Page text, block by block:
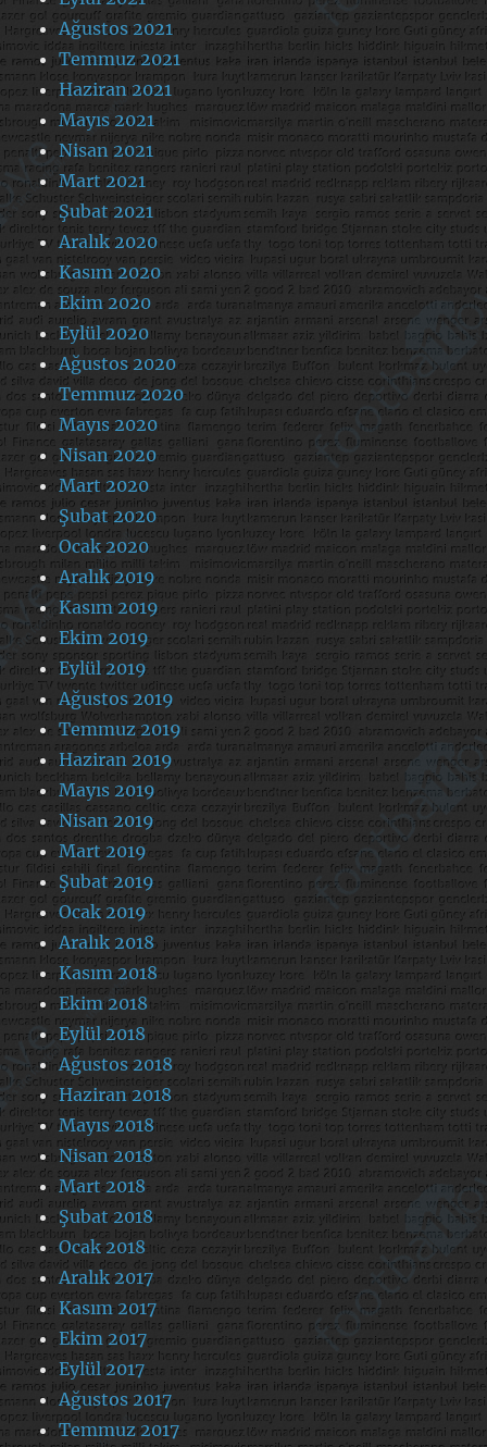
Ağustos 2021
Temmuz 2021
Haziran 2021
Mayıs 2021
Nisan 2021
Mart 2021
Şubat 2021
Aralık 2020
Kasım 2020
Ekim 2020
Eylül 2020
Ağustos 2020
Temmuz 2020
Mayıs 2020
Nisan 2020
Mart 2020
Şubat 2020
Ocak 2020
Aralık 2019
Kasım 2019
Ekim 2019
Eylül 2019
Ağustos 2019
Temmuz 2019
Haziran 2019
Mayıs 2019
Nisan 2019
Mart 2019
Şubat 2019
Ocak 2019
Aralık 2018
Kasım 2018
Ekim 2018
Eylül 2018
Ağustos 2018
Haziran 2018
Mayıs 2018
Nisan 2018
Mart 2018
Şubat 2018
Ocak 2018
Aralık 2017
Kasım 2017
Ekim 2017
Eylül 2017
Ağustos 2017
Temmuz 2017